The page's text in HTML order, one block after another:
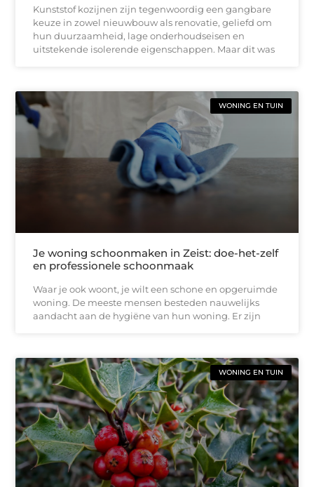
Kunststof kozijnen zijn tegenwoordig een gangbare
keuze in zowel nieuwbouw als renovatie, geliefd om
hun duurzaamheid, lage onderhoudseisen en
uitstekende isolerende eigenschappen. Maar dit was
WONING EN TUIN
Je woning schoonmaken in Zeist: doe-het-zelf
en professionele schoonmaak
Waar je ook woont, je wilt een schone en opgeruimde
woning. De meeste mensen besteden nauwelijks
aandacht aan de hygiëne van hun woning. Er zijn
WONING EN TUIN